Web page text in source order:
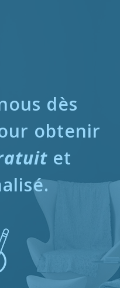
dès
obtenir
et